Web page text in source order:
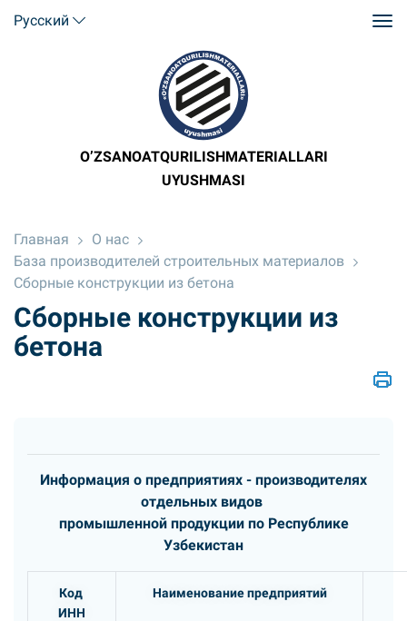
Русский
O’ZSANOATQURILISHMATERIALLARI
UYUSHMASI
Главная
О нас
База производителей строительных материалов
Сборные конструкции из бетона
Сборные конструкции из
бетона
Информация о предприятиях - производителях
отдельных видов
промышленной продукции по Республике
Узбекистан
Код
ИНН
Наименование предприятий